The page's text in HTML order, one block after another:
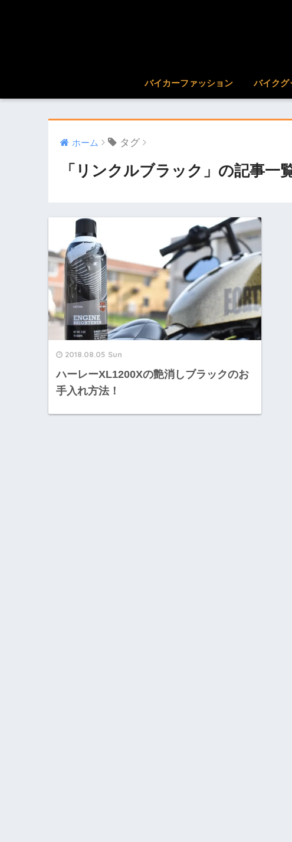
バイカーファッション バイクグ
ホーム タグ
「リンクルブラック」の記事一
2018.08.05 Sun
ハーレーXL1200Xの艶消しブラックのお
手入れ方法！